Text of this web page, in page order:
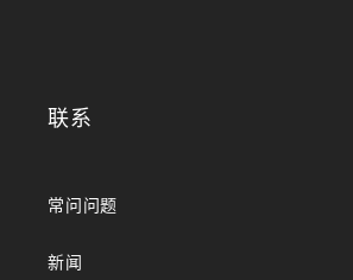
联系
常问问题
新闻